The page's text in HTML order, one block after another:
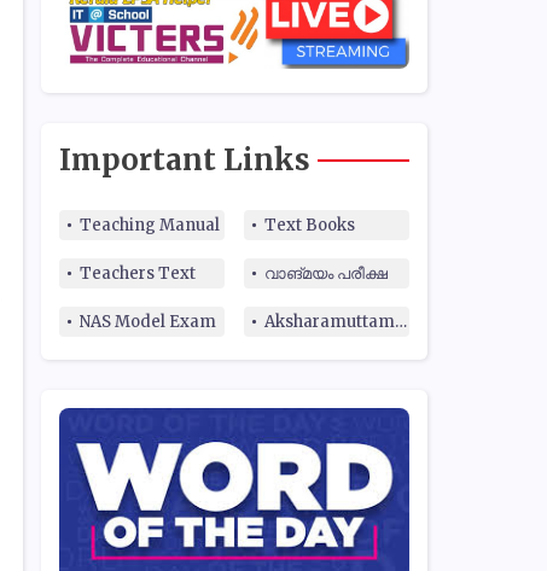
Important Links
Teaching Manual Text Books
Teachers Text വാങ്മയം പരീക്ഷ
NAS Model Exam Aksharamuttam Quiz